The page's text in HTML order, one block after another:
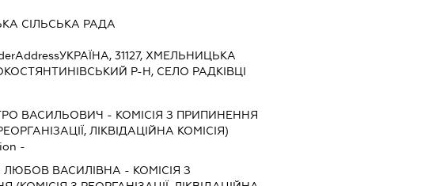
СІЛЬСЬКА РАДА
УКРАЇНА, 31127, ХМЕЛЬНИЦЬКА
Р-Н, СЕЛО РАДКІВЦІ
ВАСИЛЬОВИЧ - КОМІСІЯ З ПРИПИНЕННЯ
ЛІКВІДАЦІЙНА КОМІСІЯ)
-
ЛЮБОВ ВАСИЛІВНА - КОМІСІЯ З